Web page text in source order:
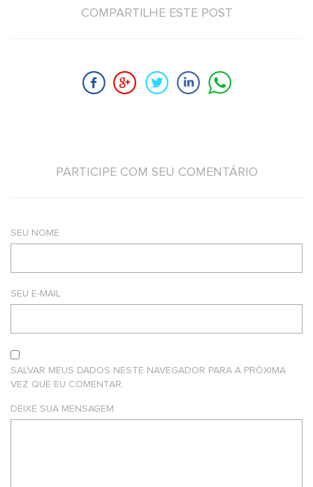
COMPARTILHE ESTE POST
PARTICIPE COM SEU COMENTÁRIO
SEU NOME
SEU E-MAIL
SALVAR MEUS DADOS NESTE NAVEGADOR PARA A PRÓXIMA
VEZ QUE EU COMENTAR.
DEIXE SUA MENSAGEM